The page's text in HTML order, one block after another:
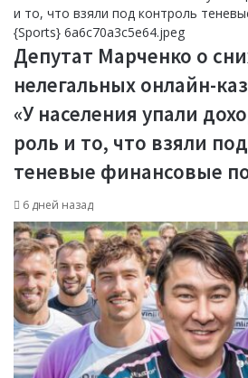
Депутат Марченко о
нелегальных онлайн-
«У населения упали
роль и то, что взяли
теневые финансовые
6 дней назад